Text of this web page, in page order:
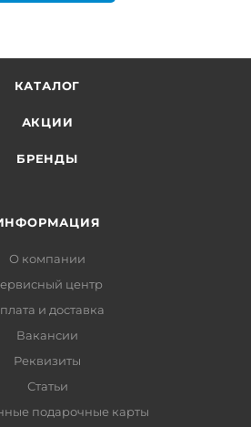
КАТАЛОГ
АКЦИИ
БРЕНДЫ
О компании
центр
и доставка
Вакансии
Реквизиты
Статьи
подарочные карты